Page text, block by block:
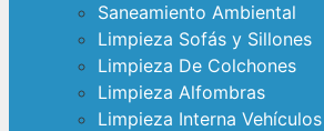
Saneamiento Ambiental
Limpieza Sofás y Sillones
Limpieza De Colchones
Limpieza Alfombras
Limpieza Interna Vehículos